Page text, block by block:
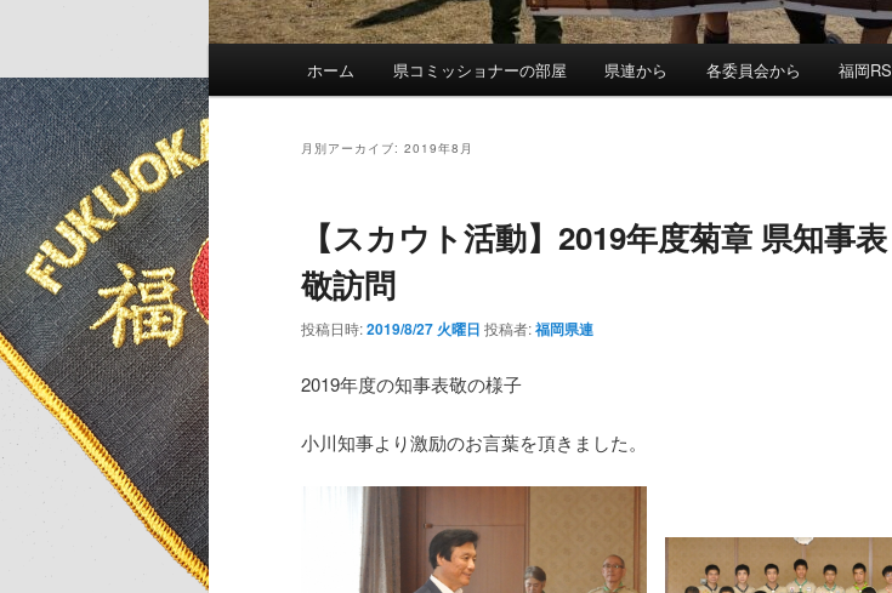
ホーム 県コミッショナーの部屋 県連から 各委員会から 福岡RS
月別アーカイブ: 2019年8月
【スカウト活動】2019年度菊章 県知事表
敬訪問
投稿日時:2019/8/27 火曜日 投稿者:福岡県連
2019年度の知事表敬の様子
小川知事より激励のお言葉を頂きました。